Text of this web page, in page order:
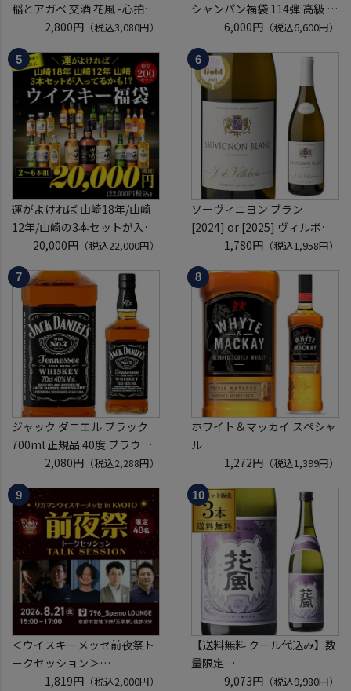
稲とアガベ 交酒 花風 -心拍-
KYOTO EDITION 720ml こう
しゅ はなかぜ craft sake クラ
フトサケ 秋田県 男鹿市
2,800円（税込3,080円）
シャンパン福袋 114弾 高級 シ
ャンパン を探せ トゥルベ ト
レゾール クリュッグ 2004 が
入ってるかも!? 【先着300
本】 シャンパン シャンパーニ
ュ リカーマウンテン 福袋 WK
くじ 【送
6,000円 （税込6,600円）
運がよければ 山崎18年/山崎
12年/山崎の3本セットが入っ
ているかも！？ ウイスキー福
袋 2～6本組 限定200セット
虎S ※必ずもらえるCP対象
(1P)
20,000円（税込22,000円）
ソーヴィニヨン ブラン
[2024] or [2025] ヴィルボワ
750ml フランス ロワール 辛
口 白ワイン 浜運A
1,780円 （税込1,958円）
ジャック ダニエル ブラック
700ml 正規品 40度 ブラウン
フォーマン
ウイスキー テネシー バーボン
長S
2,080円（税込2,288円）
ホワイト＆マッカイ スペシャ
ル
40度 700ml
スコッチ ウイスキー white &
mackay scotch whisky [長S]
1,272円 （税込1,399円）
＜ウイスキーメッセ前夜祭ト
ークセッション＞
8月21日(金)15:00～17:00京都
1,819円（税込2,000円）
【送料無料 クール代込み】数
量限定
稲とアガベ 交酒 花風 -心拍-
9,073円 （税込9,980円）